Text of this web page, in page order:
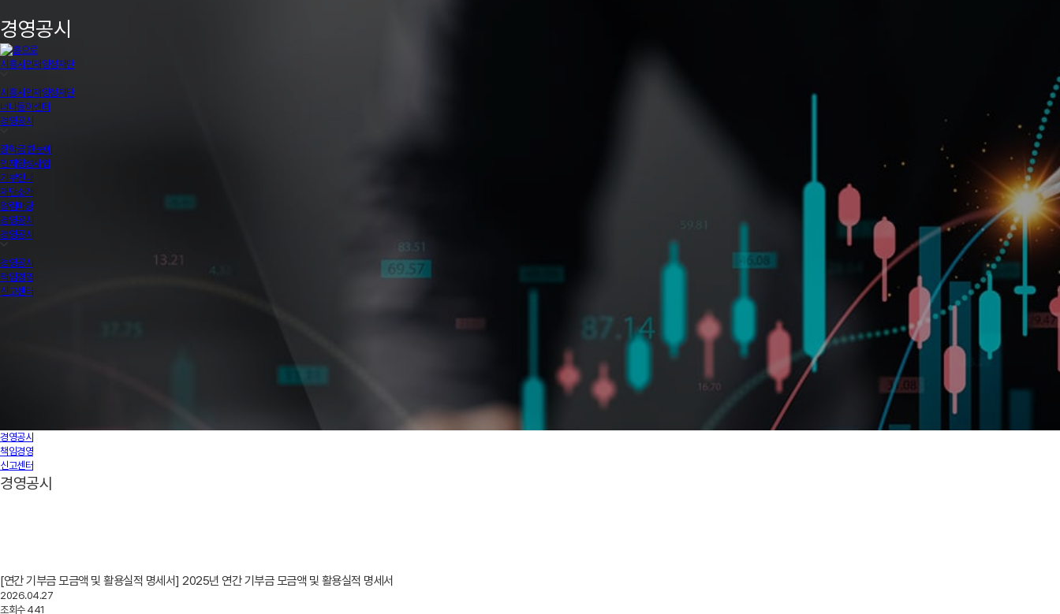
경영공시
시흥시인재양성재단
시흥시인재양성재단
너나들이센터
경영공시
장학금 한눈에
인재양성사업
기부안내
재단소개
알림마당
경영공시
경영공시
경영공시
책임경영
신고센터
경영공시
책임경영
신고센터
경영공시
[연간 기부금 모금액 및 활용실적 명세서] 2025년 연간 기부금 모금액 및 활용실적 명세서
2026.04.27
조회수441